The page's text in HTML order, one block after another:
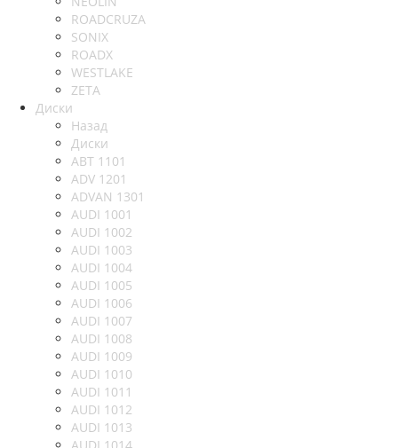
ROADCRUZA
SONIX
ROADX
WESTLAKE
ZETA
Диски
Назад
Диски
ABT 1101
ADV 1201
ADVAN 1301
AUDI 1001
AUDI 1002
AUDI 1003
AUDI 1004
AUDI 1005
AUDI 1006
AUDI 1007
AUDI 1008
AUDI 1009
AUDI 1010
AUDI 1011
AUDI 1012
AUDI 1013